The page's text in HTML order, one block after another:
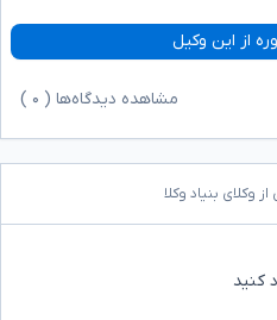
از این وکیل
مشاهده دیدگاه‌ها ( ۰
وکلای بنیاد وکلا
کنید